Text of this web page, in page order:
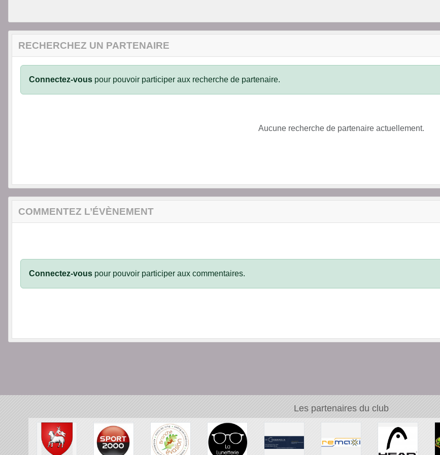
RECHERCHEZ UN PARTENAIRE
Connectez-vous pour pouvoir participer aux recherche de partenaire.
Aucune recherche de partenaire actuellement.
COMMENTEZ L’ÉVÈNEMENT
Connectez-vous pour pouvoir participer aux commentaires.
Les partenaires du club